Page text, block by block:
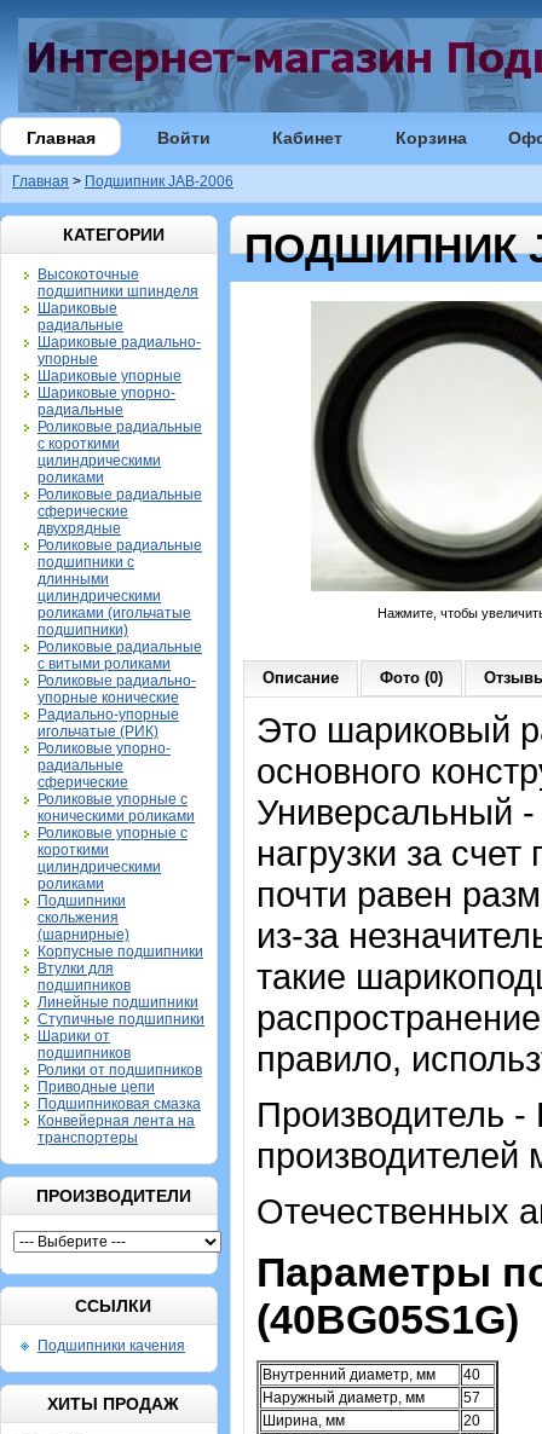
Главная Войти Кабинет Корзина
Главная > Подшипник JAB-2006
КАТЕГОРИИ
Высокоточные
подшипники шпинделя
Шариковые
радиальные
Шариковые радиально-
упорные
Шариковые упорные
Шариковые упорно-
радиальные
Роликовые радиальные
с короткими
цилиндрическими
роликами
Роликовые радиальные
сферические
двухрядные
Роликовые радиальные
подшипники с
длинными
цилиндрическими
роликами (игольчатые
подшипники)
Роликовые радиальные
с витыми роликами
Роликовые радиально-
упорные конические
Радиально-упорные
игольчатые (РИК)
Роликовые упорно-
радиальные
сферические
Роликовые упорные с
коническими роликами
Роликовые упорные с
короткими
цилиндрическими
роликами
Подшипники
скольжения
(шарнирные)
Корпусные подшипники
Втулки для
подшипников
Линейные подшипники
Ступичные подшипники
Шарики от
подшипников
Ролики от подшипников
Приводные цепи
Подшипниковая смазка
Конвейерная лента на
транспортеры
ПРОИЗВОДИТЕЛИ
ССЫЛКИ
Подшипники качения
ХИТЫ ПРОДАЖ
ПОДШИПНИК
Нажмите, чтобы
Описание Фото (0)
Это шариковый
основного
Универсальный
нагрузки за
почти равен
из-за
такие
правило,
Производитель
производителей
Отечественных
Параметры
(40BG05S1G)
Внутренний диаметр, мм
40
Наружный диаметр, мм
57
Ширина, мм
20